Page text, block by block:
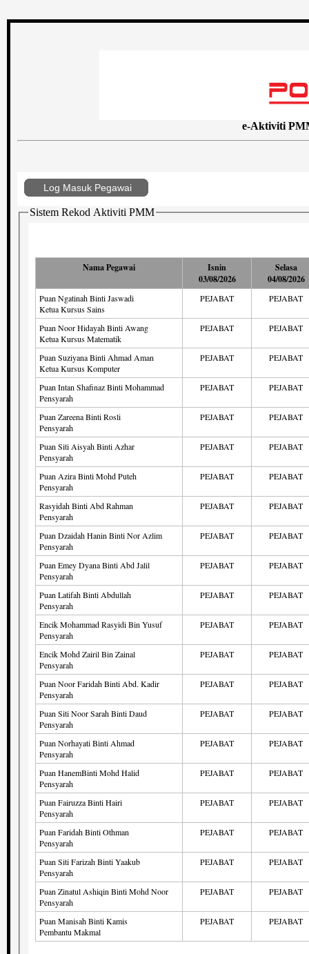
e-Aktiviti
Log Masuk Pegawai
Sistem Rekod Aktiviti PMM
Nama Pegawai
Isnin
03/08/2026
Selasa
04/08/2026
Puan Ngatinah Binti Jaswadi
Ketua Kursus Sains
PEJABAT PEJABAT
Puan Noor Hidayah Binti Awang
Ketua Kursus Matematik
PEJABAT PEJABAT
Puan Suziyana Binti Ahmad Aman
Ketua Kursus Komputer
PEJABAT PEJABAT
Puan Intan Shafinaz Binti Mohammad
Pensyarah
PEJABAT PEJABAT
Puan Zareena Binti Rosli
Pensyarah
PEJABAT PEJABAT
Puan Siti Aisyah Binti Azhar
Pensyarah
PEJABAT PEJABAT
Puan Azira Binti Mohd Puteh
Pensyarah
PEJABAT PEJABAT
Rasyidah Binti Abd Rahman
Pensyarah
PEJABAT PEJABAT
Puan Dzaidah Hanin Binti Nor Azlim
Pensyarah
PEJABAT PEJABAT
Puan Emey Dyana Binti Abd Jalil
Pensyarah
PEJABAT PEJABAT
Puan Latifah Binti Abdullah
Pensyarah
PEJABAT PEJABAT
Encik Mohammad Rasyidi Bin Yusuf
Pensyarah
PEJABAT PEJABAT
Encik Mohd Zairil Bin Zainal
Pensyarah
PEJABAT PEJABAT
Puan Noor Faridah Binti Abd. Kadir
Pensyarah
PEJABAT PEJABAT
Puan Siti Noor Sarah Binti Daud
Pensyarah
PEJABAT PEJABAT
Puan Norhayati Binti Ahmad
Pensyarah
PEJABAT PEJABAT
Puan HanemBinti Mohd Halid
Pensyarah
PEJABAT PEJABAT
Puan Fairuzza Binti Hairi
Pensyarah
PEJABAT PEJABAT
Puan Faridah Binti Othman
Pensyarah
PEJABAT PEJABAT
Puan Siti Farizah Binti Yaakub
Pensyarah
PEJABAT PEJABAT
Puan Zinatul Ashiqin Binti Mohd Noor
Pensyarah
PEJABAT PEJABAT
Puan Manisah Binti Kamis
Pembantu Makmal
PEJABAT PEJABAT